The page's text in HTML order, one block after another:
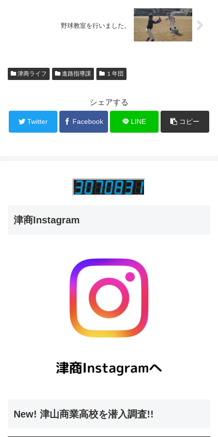
野球教室を行いました。
津商ライフ 進路指導課 １年団
シェアする
Twitter Facebook LINE コピー
津商Instagram
New! 津山商業高校を潜入調査!!